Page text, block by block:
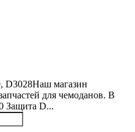
D3028Наш магазин
для чемоданов. В
Защита D...